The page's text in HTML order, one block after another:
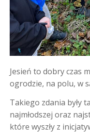
Jesień to dobry czas
ogrodzie, na polu,
Takiego zdania były
najmłodszej oraz
które wyszły z